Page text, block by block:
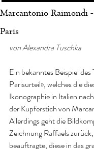
Marcantonio Raimondi
Paris
von Alexandra Tuschka
Ein bekanntes Beispiel des
Parisurteil», welches die
Ikonographie in Italien
der Kupferstich von
Allerdings geht die
Zeichnung Raffaels
beauftragte, diese in das